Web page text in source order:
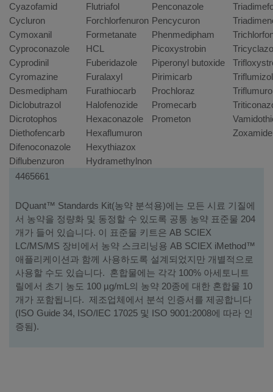
Cyazofamid
Cycluron
Cymoxanil
Cyproconazole
Cyprodinil
Cyromazine
Desmedipham
Diclobutrazol
Dicrotophos
Diethofencarb
Difenoconazole
Diflubenzuron
Flutriafol
Forchlorfenuron
Formetanate
HCL
Fuberidazole
Furalaxyl
Furathiocarb
Halofenozide
Hexaconazole
Hexaflumuron
Hexythiazox
Hydramethylnon
Penconazole
Pencycuron
Phenmedipham
Picoxystrobin
Piperonyl butoxide
Pirimicarb
Prochloraz
Promecarb
Prometon
Zoxamide
부
번
호
키
이
름/
장
비
설
명
4465661
DQuant™ Standards Kit(농약 분석용)에는 모든 시료 기질에
서 농약을 정량화 및 동정할 수 있도록 공통 농약 표준물 204
개가 들어 있습니다. 이 표준물 키트은 AB SCIEX
LC/MS/MS 장비에서 농약 스크리닝용 AB SCIEX iMethod™
애플리케이션과 함께 사용하도록 설계되었지만 개별적으로
사용할 수도 있습니다. 혼합물에는 각각 100% 아세토니트
릴에서 초기 농도 100 µg/mL의 농약 20종에 대한 혼합물 10
개가 포함됩니다. 제조업체에서 분석 인증서를 제공합니다
(ISO Guide 34, ISO/IEC 17025 및 ISO 9001:2008에 따라 인
증됨).